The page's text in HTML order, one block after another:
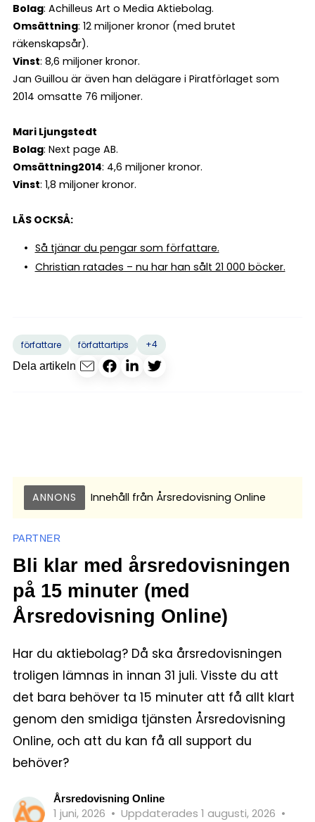
Bolag: Achilleus Art o Media Aktiebolag.
Omsättning: 12 miljoner kronor (med brutet
räkenskapsår).
Vinst: 8,6 miljoner kronor.
Jan Guillou är även han delägare i Piratförlaget som
2014 omsatte 76 miljoner.
Mari Ljungstedt
Bolag: Next page AB.
Omsättning2014: 4,6 miljoner kronor.
Vinst: 1,8 miljoner kronor.
LÄS OCKSÅ:
Så tjänar du pengar som författare.
Christian ratades – nu har han sålt 21 000 böcker.
författare författartips
+4
Dela artikeln
ANNONS Innehåll från Årsredovisning Online
PARTNER
Bli klar med årsredovisningen
på 15 minuter (med
Årsredovisning Online)
Har du aktiebolag? Då ska årsredovisningen
troligen lämnas in innan 31 juli. Visste du att
det bara behöver ta 15 minuter att få allt klart
genom den smidiga tjänsten Årsredovisning
Online, och att du kan få all support du
behöver?
Årsredovisning Online
1 juni, 2026 • Uppdaterades 1 augusti, 2026 •